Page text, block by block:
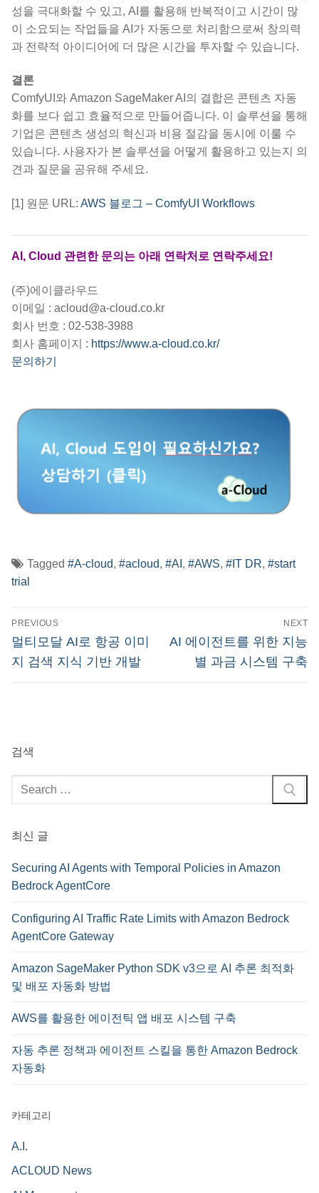
성을 극대화할 수 있고, AI를 활용해 반복적이고 시간이 많
이 소요되는 작업들을 AI가 자동으로 처리함으로써 창의력
과 전략적 아이디어에 더 많은 시간을 투자할 수 있습니다.
결론
ComfyUI와 Amazon SageMaker AI의 결합은 콘텐츠 자동
화를 보다 쉽고 효율적으로 만들어줍니다. 이 솔루션을 통해
기업은 콘텐츠 생성의 혁신과 비용 절감을 동시에 이룰 수
있습니다. 사용자가 본 솔루션을 어떻게 활용하고 있는지 의
견과 질문을 공유해 주세요.
[1] 원문 URL: AWS 블로그 – ComfyUI Workflows
AI, Cloud 관련한 문의는 아래 연락처로 연락주세요!
(주)에이클라우드
이메일 : acloud@a-cloud.co.kr
회사 번호 : 02-538-3988
회사 홈페이지 : https://www.a-cloud.co.kr/
문의하기
Tagged #A-cloud, #acloud, #AI , #AWS, #IT DR, #start
trial
글
탐
색
PREVIOUS
Previous
post:
멀티모달 AI로 항공 이미
지 검색 지식 기반 개발
NEXT
Next
AI 에이전트를 위한 지능
별 과금 시스템 구축
검색
검
색
최신 글
Securing AI Agents with Temporal Policies in Amazon
Bedrock AgentCore
Configuring AI Traffic Rate Limits with Amazon Bedrock
AgentCore Gateway
Amazon SageMaker Python SDK v3으로 AI 추론 최적화
및 배포 자동화 방법
AWS를 활용한 에이전틱 앱 배포 시스템 구축
자동 추론 정책과 에이전트 스킬을 통한 Amazon Bedrock
자동화
카테고리
A.I.
ACLOUD News